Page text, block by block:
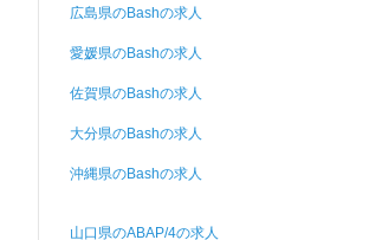
広島県のBashの求人
愛媛県のBashの求人
佐賀県のBashの求人
大分県のBashの求人
沖縄県のBashの求人
山口県のABAP/4の求人